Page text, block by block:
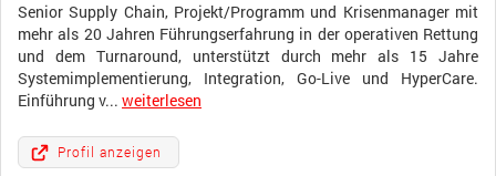
Senior Supply Chain, Projekt/Programm und Krisenmanager mit
mehr als 20 Jahren Führungserfahrung in der operativen Rettung
und dem Turnaround, unterstützt durch mehr als 15 Jahre
Systemimplementierung, Integration, Go-Live und HyperCare.
Einführung v... weiterlesen
Profil anzeigen